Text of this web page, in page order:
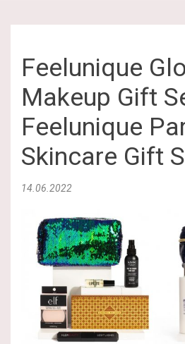
Feelunique
Makeup Gift
Feelunique
Skincare Gift
14.06.2022